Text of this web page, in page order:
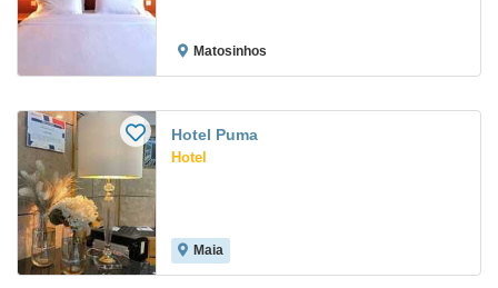
Matosinhos
Hotel Puma
Hotel
Maia